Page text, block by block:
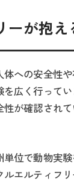
ーが抱え
への安全性
広く行って
が確認され
位で動物実
エルティフ